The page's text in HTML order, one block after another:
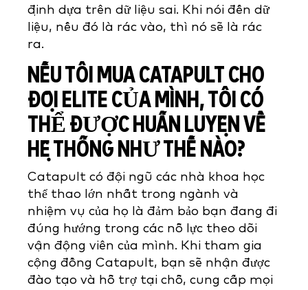
định dựa trên dữ liệu sai. Khi nói đến dữ
liệu, nếu đó là rác vào, thì nó sẽ là rác
ra.
NẾU TÔI MUA CATAPULT CHO
ĐỘI ELITE CỦA MÌNH, TÔI CÓ
THỂ ĐƯỢC HUẤN LUYỆN VỀ
HỆ THỐNG NHƯ THẾ NÀO?
Catapult có đội ngũ các nhà khoa học
thể thao lớn nhất trong ngành và
nhiệm vụ của họ là đảm bảo bạn đang đi
đúng hướng trong các nỗ lực theo dõi
vận động viên của mình. Khi tham gia
cộng đồng Catapult, bạn sẽ nhận được
đào tạo và hỗ trợ tại chỗ, cung cấp mọi